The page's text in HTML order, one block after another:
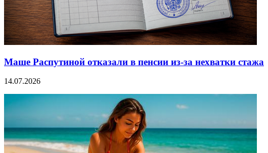
Маше Распутиной отказали в пенсии из-за нехватки стажа
14.07.2026